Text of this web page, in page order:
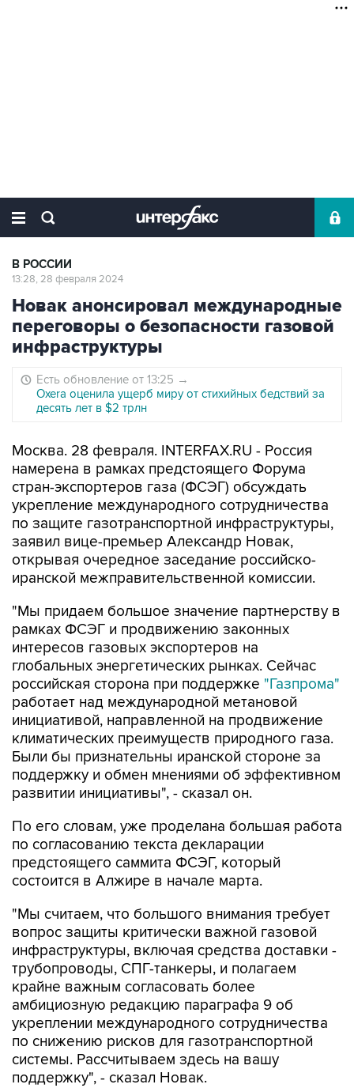
В РОССИИ
13:28, 28 февраля 2024
Новак анонсировал международные
переговоры о безопасности газовой
инфраструктуры
Есть обновление от 13:25 →
Oxera оценила ущерб миру от стихийных бедствий за
десять лет в $2 трлн
Москва. 28 февраля. INTERFAX.RU - Россия
намерена в рамках предстоящего Форума
стран-экспортеров газа (ФСЭГ) обсуждать
укрепление международного сотрудничества
по защите газотранспортной инфраструктуры,
заявил вице-премьер Александр Новак,
открывая очередное заседание российско-
иранской межправительственной комиссии.
"Мы придаем большое значение партнерству в
рамках ФСЭГ и продвижению законных
интересов газовых экспортеров на
глобальных энергетических рынках. Сейчас
российская сторона при поддержке "Газпрома"
работает над международной метановой
инициативой, направленной на продвижение
климатических преимуществ природного газа.
Были бы признательны иранской стороне за
поддержку и обмен мнениями об эффективном
развитии инициативы", - сказал он.
По его словам, уже проделана большая работа
по согласованию текста декларации
предстоящего саммита ФСЭГ, который
состоится в Алжире в начале марта.
"Мы считаем, что большого внимания требует
вопрос защиты критически важной газовой
инфраструктуры, включая средства доставки -
трубопроводы, СПГ-танкеры, и полагаем
крайне важным согласовать более
амбициозную редакцию параграфа 9 об
укреплении международного сотрудничества
по снижению рисков для газотранспортной
системы. Рассчитываем здесь на вашу
поддержку", - сказал Новак.